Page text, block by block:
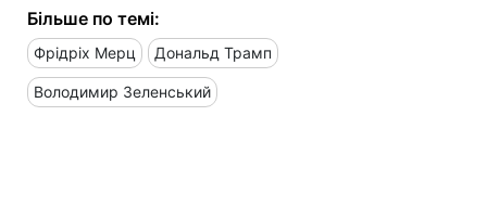
Більше по темі:
Фрідріх Мерц Дональд Трамп
Володимир Зеленський